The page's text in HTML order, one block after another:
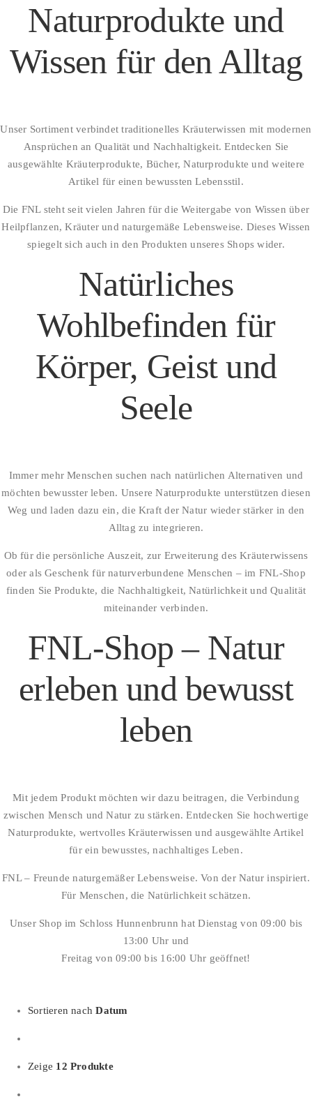
Naturprodukte und
Wissen für den Alltag
Unser Sortiment verbindet traditionelles Kräuterwissen mit modernen
Ansprüchen an Qualität und Nachhaltigkeit. Entdecken Sie
ausgewählte Kräuterprodukte, Bücher, Naturprodukte und weitere
Artikel für einen bewussten Lebensstil.
Die FNL steht seit vielen Jahren für die Weitergabe von Wissen über
Heilpflanzen, Kräuter und naturgemäße Lebensweise. Dieses Wissen
spiegelt sich auch in den Produkten unseres Shops wider.
Natürliches
Wohlbefinden für
Körper, Geist und
Seele
Immer mehr Menschen suchen nach natürlichen Alternativen und
möchten bewusster leben. Unsere Naturprodukte unterstützen diesen
Weg und laden dazu ein, die Kraft der Natur wieder stärker in den
Alltag zu integrieren.
Ob für die persönliche Auszeit, zur Erweiterung des Kräuterwissens
oder als Geschenk für naturverbundene Menschen – im FNL-Shop
finden Sie Produkte, die Nachhaltigkeit, Natürlichkeit und Qualität
miteinander verbinden.
FNL-Shop – Natur
erleben und bewusst
leben
Mit jedem Produkt möchten wir dazu beitragen, die Verbindung
zwischen Mensch und Natur zu stärken. Entdecken Sie hochwertige
Naturprodukte, wertvolles Kräuterwissen und ausgewählte Artikel
für ein bewusstes, nachhaltiges Leben.
FNL – Freunde naturgemäßer Lebensweise. Von der Natur inspiriert.
Für Menschen, die Natürlichkeit schätzen.
Unser Shop im Schloss Hunnenbrunn hat Dienstag von 09:00 bis
13:00 Uhr und
Freitag von 09:00 bis 16:00 Uhr geöffnet!
Sortieren nachDatum
Zeige 12 Produkte